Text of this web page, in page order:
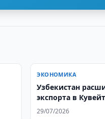
ЭКОНОМИКА
Узбекистан
экспорта в
29/07/2026